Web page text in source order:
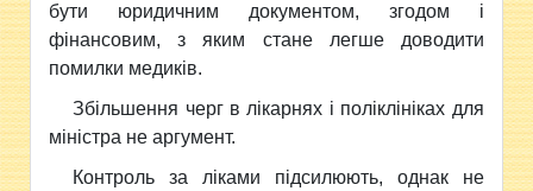
бути юридичним документом, згодом і
фінансовим, з яким стане легше доводити
помилки медиків.
Збільшення черг в лікарнях і поліклініках для
міністра не аргумент.
Контроль за ліками підсилюють, однак не